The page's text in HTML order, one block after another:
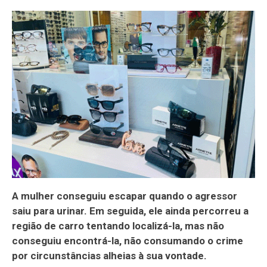
A mulher conseguiu escapar quando o agressor
saiu para urinar. Em seguida, ele ainda percorreu a
região de carro tentando localizá-la, mas não
conseguiu encontrá-la, não consumando o crime
por circunstâncias alheias à sua vontade.